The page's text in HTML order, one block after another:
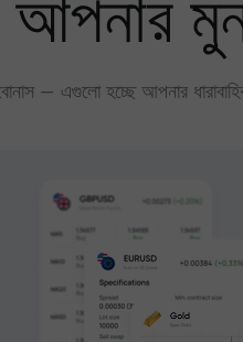
— এগুলো হচ্ছে আপনার ধারাবাহিক